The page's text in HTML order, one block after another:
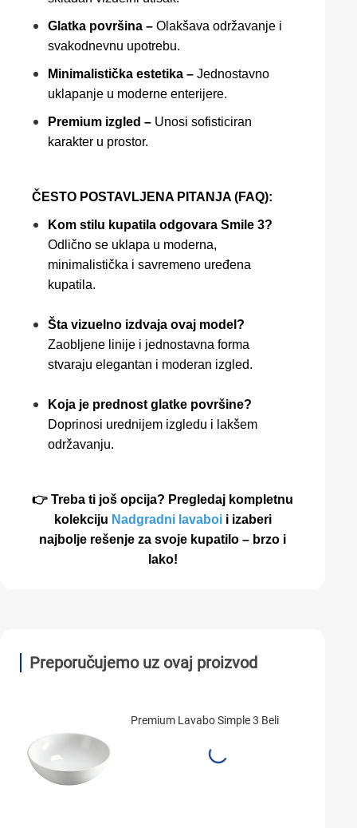
Glatka površina – Olakšava održavanje i
svakodnevnu upotrebu.
Minimalistička estetika – Jednostavno
uklapanje u moderne enterijere.
Premium izgled – Unosi sofisticiran
karakter u prostor.
ČESTO POSTAVLJENA PITANJA (FAQ):
Kom stilu kupatila odgovara Smile 3?
Odlično se uklapa u moderna,
minimalistička i savremeno uređena
kupatila.
Šta vizuelno izdvaja ovaj model?
Zaobljene linije i jednostavna forma
stvaraju elegantan i moderan izgled.
Koja je prednost glatke površine?
Doprinosi urednijem izgledu i lakšem
održavanju.
👉 Treba ti još opcija? Pregledaj kompletnu
kolekciju Nadgradni lavaboii izaberi
najbolje rešenje za svoje kupatilo – brzo i
lako!
Preporučujemo uz ovaj proizvod
Premium Lavabo Simple 3 Beli